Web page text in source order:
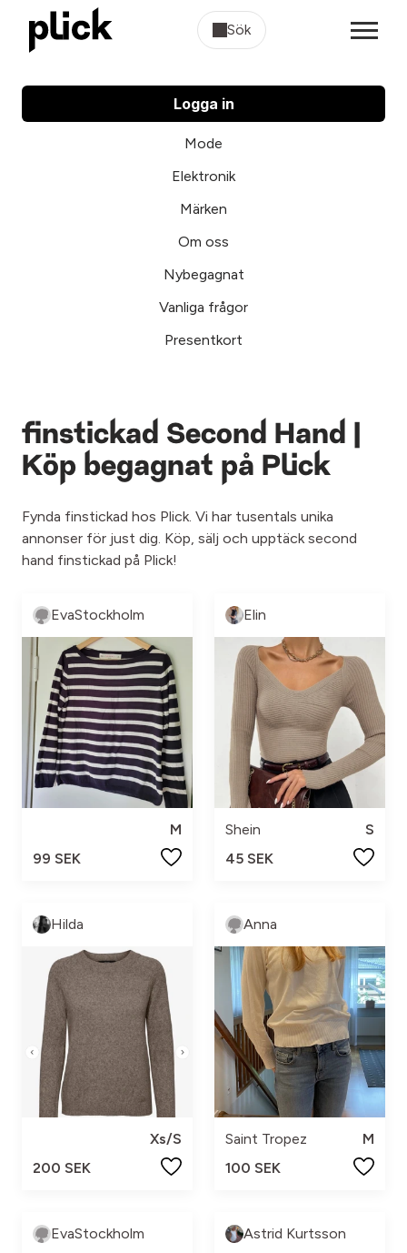
Sök
Logga in
Mode
Elektronik
Märken
Om oss
Nybegagnat
Vanliga frågor
Presentkort
finstickad Second Hand |
Köp begagnat på Plick
Fynda finstickad hos Plick. Vi har tusentals unika
annonser för just dig. Köp, sälj och upptäck second
hand finstickad på Plick!
EvaStockholm
M
99 SEK
Elin
Shein
S
45 SEK
Hilda
Xs/S
200 SEK
Anna
Saint Tropez
M
100 SEK
EvaStockholm Astrid Kurtsson